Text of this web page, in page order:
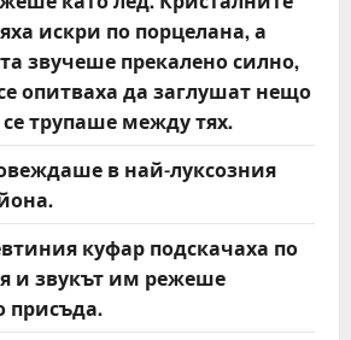
искри по порцелана, а
звучеше прекалено силно,
опитваха да заглушат нещо
трупаше между тях.
в най-луксозния
куфар подскачаха по
и звукът им режеше
присъда.